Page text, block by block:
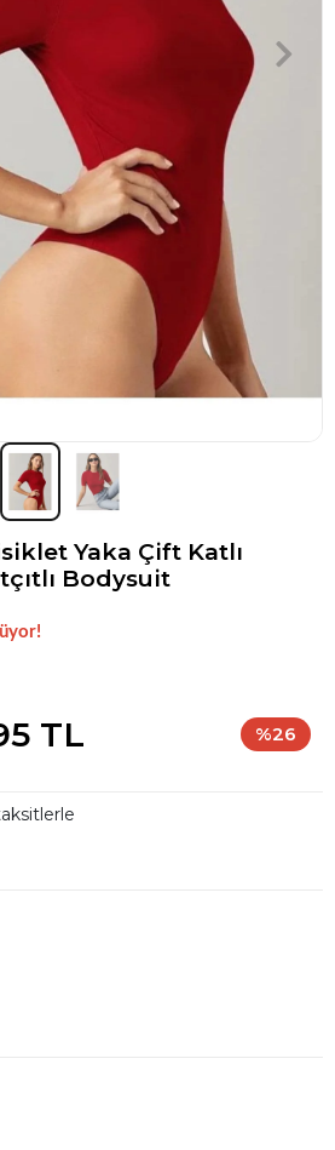
Yaka Çift Katlı
Bodysuit
azalıyor!
TL %26